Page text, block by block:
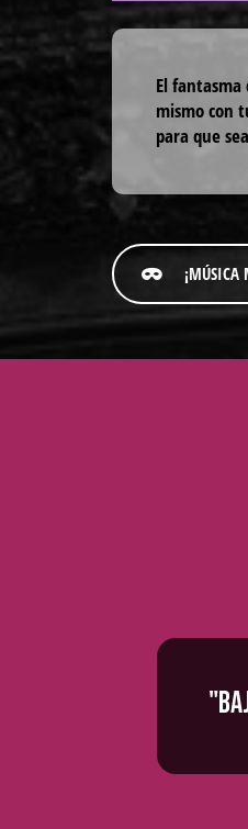
El
mismo con
para que
¡MÚSICA